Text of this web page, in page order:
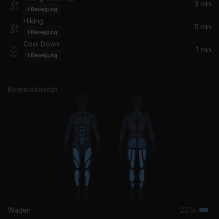
1 Bewegung
3 min
Hiking
1 Bewegung
11 min
Cool Down
1 Bewegung
1 min
Körperaktivität
Waden 22%